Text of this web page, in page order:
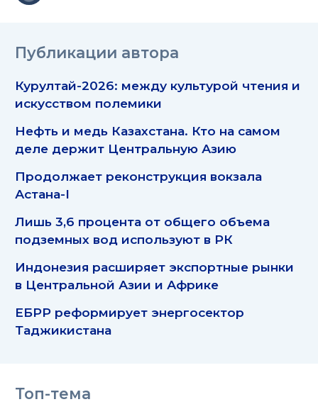
Публикации автора
Курултай-2026: между культурой чтения и
искусством полемики
Нефть и медь Казахстана. Кто на самом
деле держит Центральную Азию
Продолжает реконструкция вокзала
Астана-I
Лишь 3,6 процента от общего объема
подземных вод используют в РК
Индонезия расширяет экспортные рынки
в Центральной Азии и Африке
ЕБРР реформирует энергосектор
Таджикистана
Топ-тема